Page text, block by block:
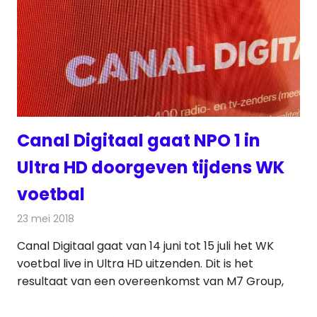
Canal Digitaal gaat NPO 1 in
Ultra HD doorgeven tijdens WK
voetbal
23 mei 2018
Canal Digitaal gaat van 14 juni tot 15 juli het WK
voetbal live in Ultra HD uitzenden. Dit is het
resultaat van een overeenkomst van M7 Group,